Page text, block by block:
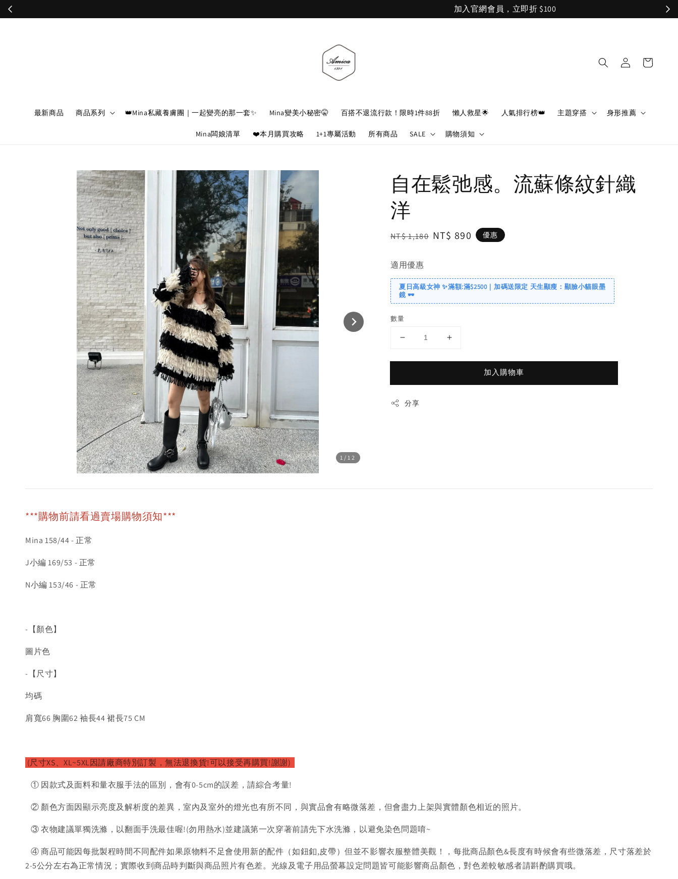
最新商品 商品系列 👑Mina私藏養膚團｜一起變亮的那一套✨ Mina變美小秘密🤫 百搭不退流行款！限時1件88折 懶人救星🌟 人氣排行榜👑 主題穿搭 身形推薦
Mina闆娘清單 ❤️本月購買攻略 1+1專屬活動 所有商品 SALE 購物須知
1 /12
自在鬆弛感。流蘇條紋針織
洋
Regular
NT$ 1,180 Sale
NT$ 890 優惠
適用優惠
夏日高級女神 ✨滿額:滿$2500｜加碼送限定 天生顯瘦：顯臉小貓眼墨
鏡 🕶️
數量
加入購物車
分享
***購物前請看過賣場購物須知***
Mina 158/44 - 正常
J小編 169/53 - 正常
N小編 153/46 - 正常
-【顏色】
圖片色
-【尺寸】
均碼
肩寬66 胸圍62 袖長44 裙長75 CM
(尺寸XS、XL~5XL因請廠商特別訂製，無法退換貨!可以接受再購買!謝謝)
① 因款式及面料和量衣服手法的區別，會有0-5cm的誤差，請綜合考量!
② 顏色方面因顯示亮度及解析度的差異，室內及室外的燈光也有所不同，與實品會有略微落差，但會盡力上架與實體顏色相近的照片。
③ 衣物建議單獨洗滌，以翻面手洗最佳喔!(勿用熱水)並建議第一次穿著前請先下水洗滌，以避免染色問題唷~
④ 商品可能因每批製程時間不同配件如果原物料不足會使用新的配件（如鈕釦,皮帶）但並不影響衣服整體美觀！，每批商品顏色&長度有時候會有些微落差，尺寸落差於
2-5公分左右為正常情況；實際收到商品時判斷與商品照片有色差。光線及電子用品螢幕設定問題皆可能影響商品顏色，對色差較敏感者請斟酌購買哦。